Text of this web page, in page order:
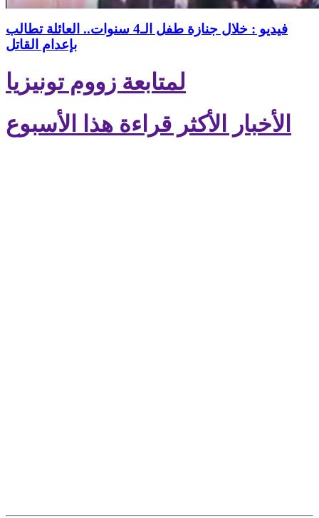
فيديو : خلال جنازة طفل الـ4 سنوات.. العائلة تطالب
بإعدام القاتل
لمتابعة زووم تونيزيا
الأخبار الأكثر قراءة هذا الأسبوع